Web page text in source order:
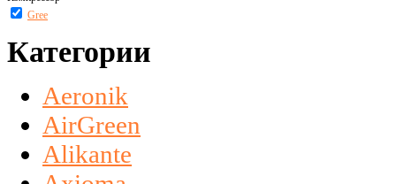
Gree
Категории
Aeronik
AirGreen
Alikante